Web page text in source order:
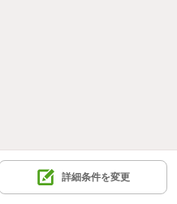
詳細条件を変更